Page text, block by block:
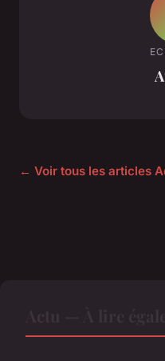
← Voir tous les articles